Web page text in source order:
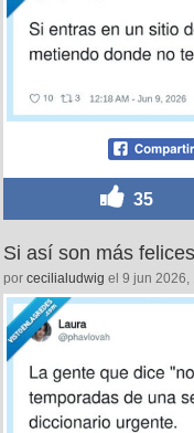
35
Si así son más
por cecilialudwig el 9 jun 2026,